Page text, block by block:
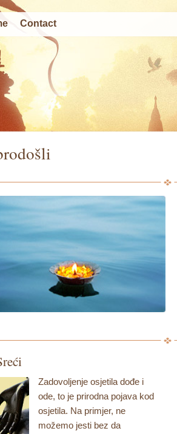
Contact
Zadovoljenje osjetila dođe i
ode, to je prirodna pojava kod
osjetila. Na primjer, ne
možemo jesti bez da